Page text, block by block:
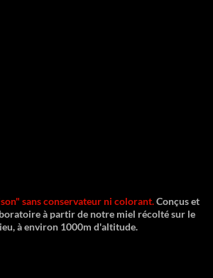
sans conservateur ni colorant.Conçus et
à partir de notre miel récolté sur le
à environ 1000m d'altitude.